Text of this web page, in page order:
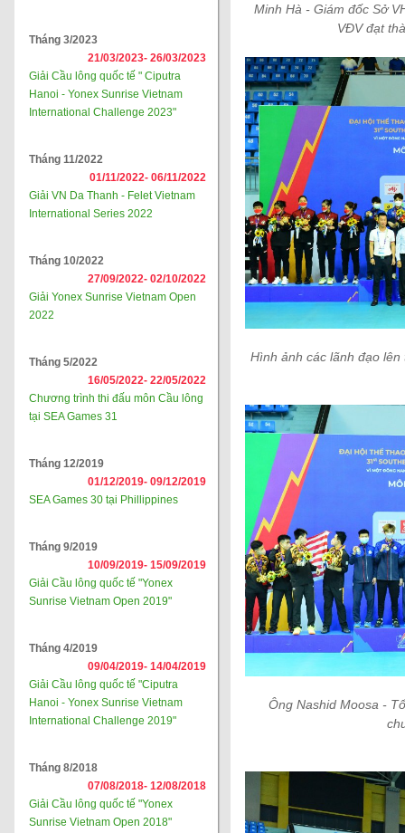
Tháng 3/2023
21/03/2023- 26/03/2023
Giải Cầu lông quốc tế " Ciputra
Hanoi - Yonex Sunrise Vietnam
International Challenge 2023"
Tháng 11/2022
01/11/2022- 06/11/2022
Giải VN Da Thanh - Felet Vietnam
International Series 2022
Tháng 10/2022
27/09/2022- 02/10/2022
Giải Yonex Sunrise Vietnam Open
2022
Tháng 5/2022
16/05/2022- 22/05/2022
Chương trình thi đấu môn Cầu lông
tại SEA Games 31
Tháng 12/2019
01/12/2019- 09/12/2019
SEA Games 30 tại Phillippines
Tháng 9/2019
10/09/2019- 15/09/2019
Giải Cầu lông quốc tế "Yonex
Sunrise Vietnam Open 2019"
Tháng 4/2019
09/04/2019- 14/04/2019
Giải Cầu lông quốc tế "Ciputra
Hanoi - Yonex Sunrise Vietnam
International Challenge 2019"
Tháng 8/2018
07/08/2018- 12/08/2018
Giải Cầu lông quốc tế "Yonex
Sunrise Vietnam Open 2018"
Minh Hà - Giám đốc Sở
VĐV đạt
Hình ảnh các lãnh đạo
Ông Nashid Moosa -